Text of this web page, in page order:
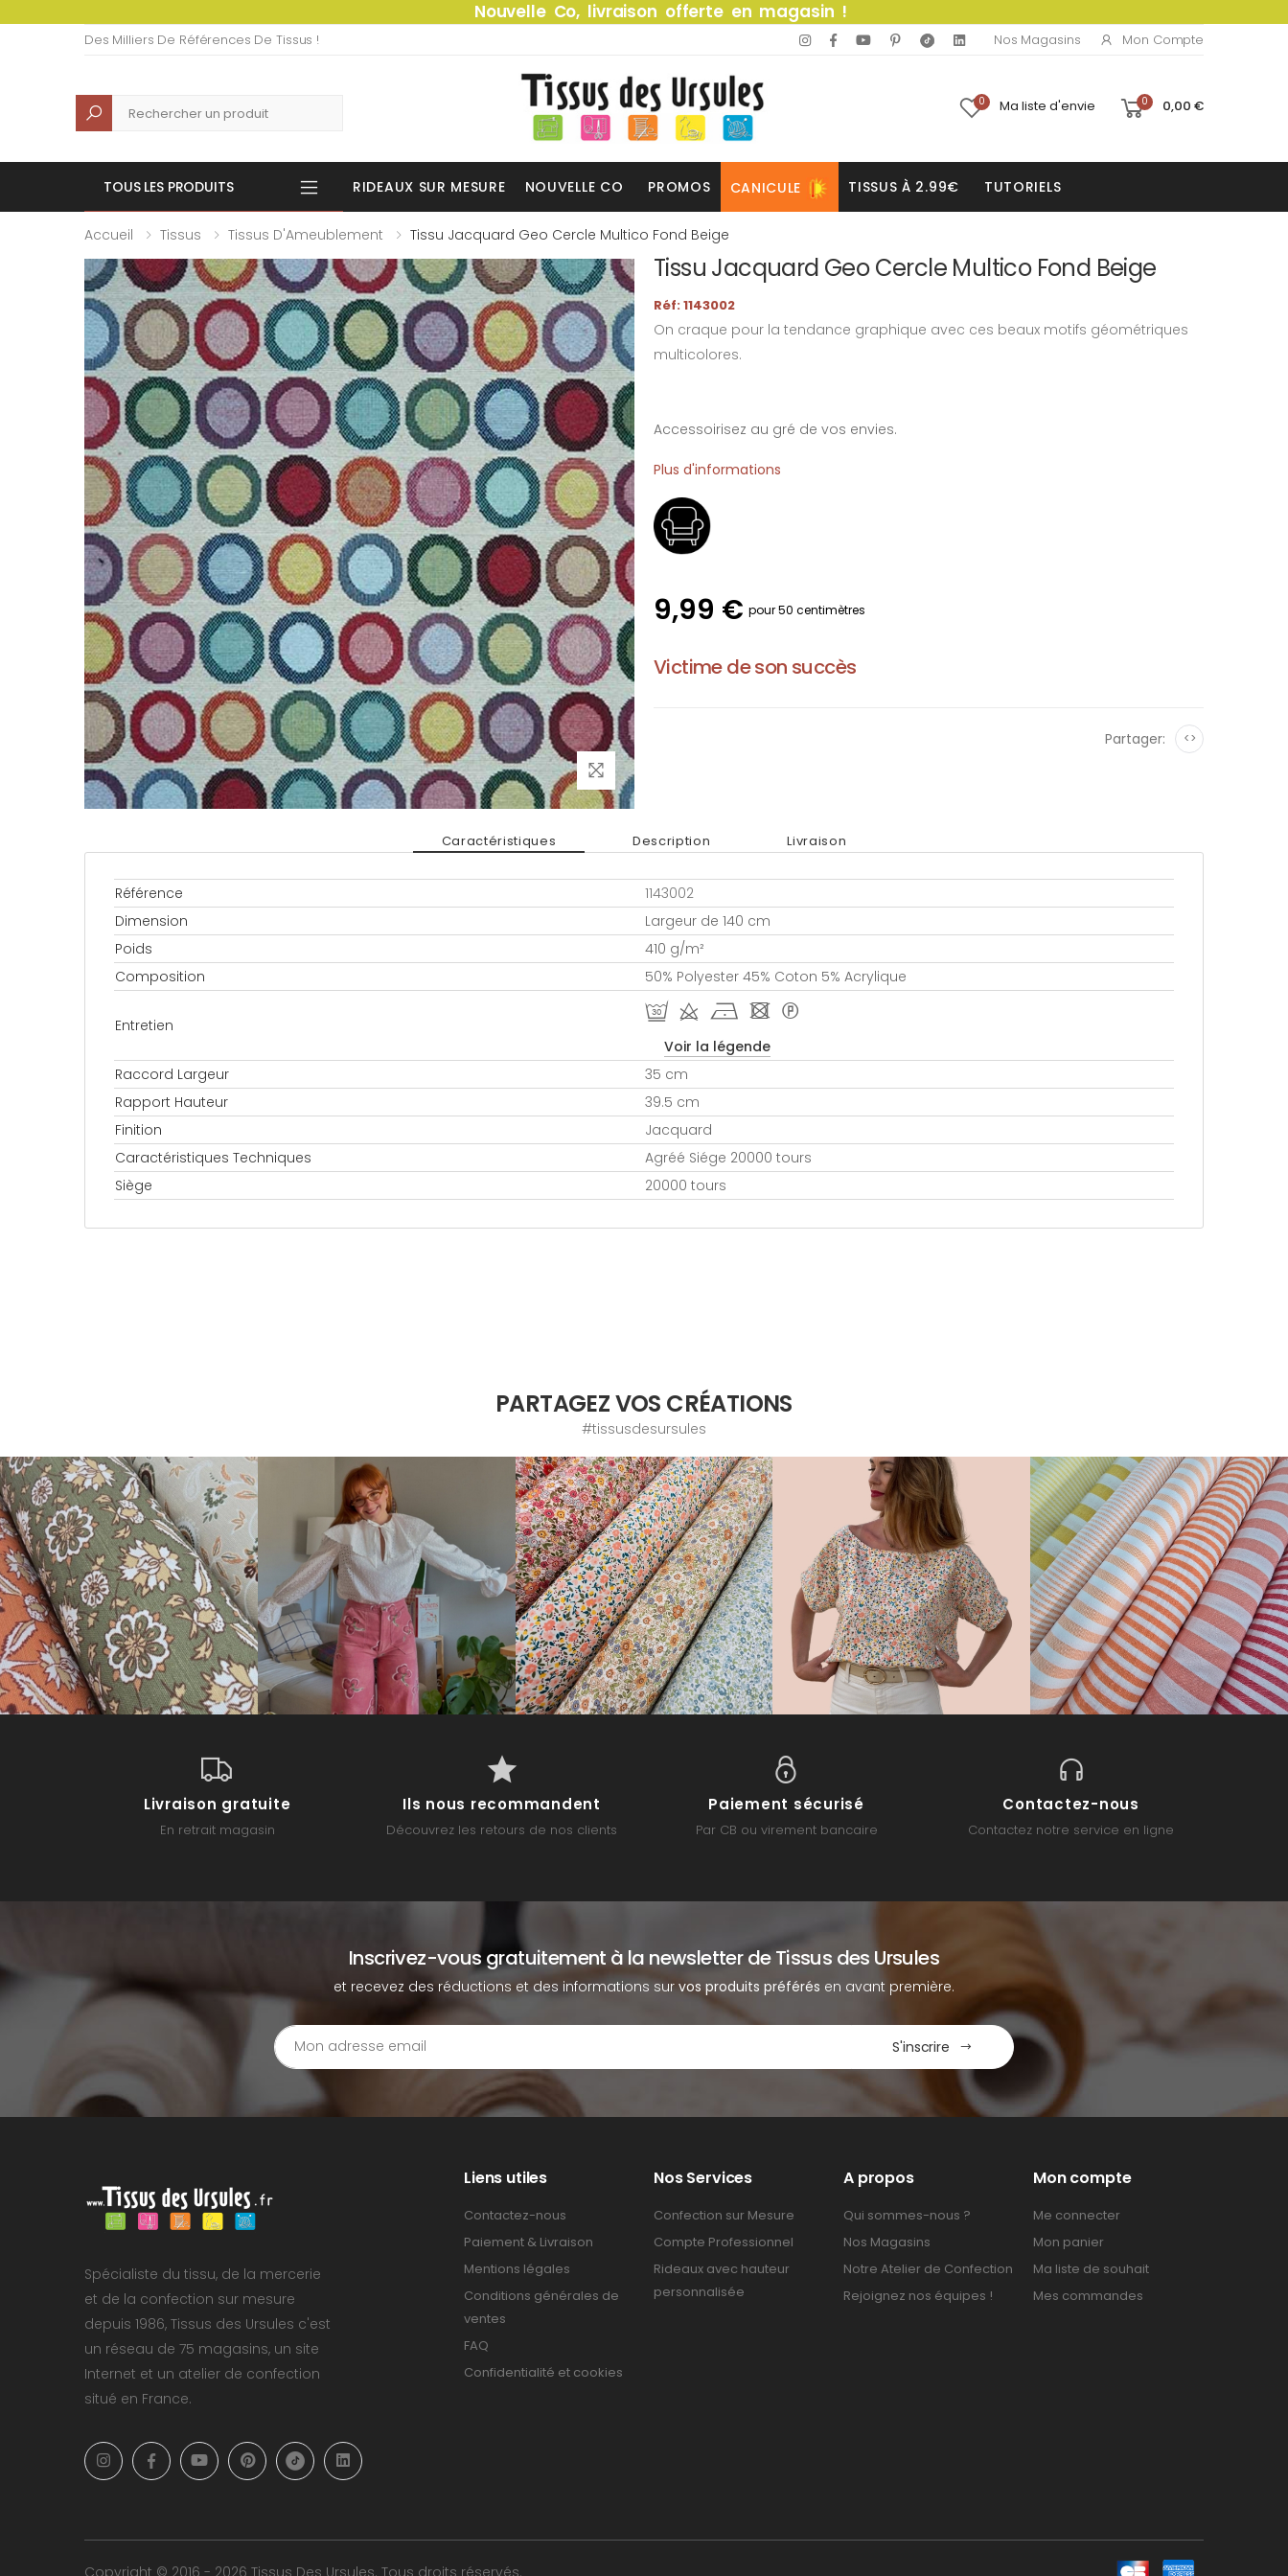
Nouvelle Co, livraison offerte en magasin !
Des Milliers De Références De Tissus ! Nos Magasins Mon Compte
Recherche 0 Ma liste d'envie 0 0,00 €
TOUS LES PRODUITS RIDEAUX SUR MESURE NOUVELLE CO PROMOS CANICULE TISSUS À 2.99€ TUTORIELS
Accueil Tissus Tissus D'Ameublement Tissu Jacquard Geo Cercle Multico Fond Beige
Tissu Jacquard Geo Cercle Multico Fond Beige
Réf: 1143002
On craque pour la tendance graphique avec ces beaux motifs géométriques
multicolores.
Accessoirisez au gré de vos envies.
Plus d'informations
9,99 € pour 50 centimètres
Victime de son succès
Partager: <>
Caractéristiques Description Livraison
Référence
1143002
Dimension
Largeur de 140 cm
Poids
410 g/m²
Composition
50% Polyester 45% Coton 5% Acrylique
Entretien
R d h - *
Voir la légende
Raccord Largeur
35 cm
Rapport Hauteur
39.5 cm
Finition
Jacquard
Caractéristiques Techniques
Agréé Siége 20000 tours
Siège
20000 tours
PARTAGEZ VOS CRÉATIONS
#tissusdesursules
Livraison gratuite
En retrait magasin
Ils nous recommandent
Découvrez les retours de nos clients
Paiement sécurisé
Par CB ou virement bancaire
Contactez-nous
Contactez notre service en ligne
Inscrivez-vous gratuitement à la newsletter de Tissus des Ursules
et recevez des réductions et des informations survos produits préférés en avant première.
S'inscrire
Spécialiste du tissu, de la mercerie
et de la confection sur mesure
depuis 1986, Tissus des Ursules c'est
un réseau de 75 magasins, un site
Internet et un atelier de confection
situé en France.
Liens utiles
Contactez-nous
Paiement & Livraison
Mentions légales
Conditions générales de
ventes
FAQ
Confidentialité et cookies
Nos Services
Confection sur Mesure
Compte Professionnel
Rideaux avec hauteur
personnalisée
A propos
Qui sommes-nous ?
Nos Magasins
Notre Atelier de Confection
Rejoignez nos équipes !
Mon compte
Me connecter
Mon panier
Ma liste de souhait
Mes commandes
Copyright © 2016 - 2026 Tissus Des Ursules. Tous droits réservés.